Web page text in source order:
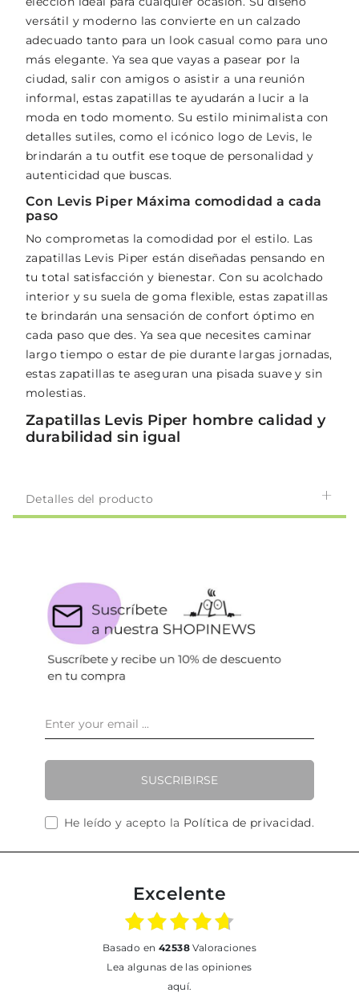
versátil y moderno las convierte en un calzado
adecuado tanto para un look casual como para uno
más elegante. Ya sea que vayas a pasear por la
ciudad, salir con amigos o asistir a una reunión
informal, estas zapatillas te ayudarán a lucir a la
moda en todo momento. Su estilo minimalista con
detalles sutiles, como el icónico logo de Levis, le
brindarán a tu outfit ese toque de personalidad y
autenticidad que buscas.
Con Levis Piper Máxima comodidad a cada
paso
No comprometas la comodidad por el estilo. Las
zapatillas Levis Piper están diseñadas pensando en
tu total satisfacción y bienestar. Con su acolchado
interior y su suela de goma flexible, estas zapatillas
te brindarán una sensación de confort óptimo en
cada paso que des. Ya sea que necesites caminar
largo tiempo o estar de pie durante largas jornadas,
estas zapatillas te aseguran una pisada suave y sin
molestias.
Zapatillas Levis Piper hombre calidad y
durabilidad sin igual
Detalles del producto
SUSCRIBIRSE
He leído y acepto la Política de privacidad.
Excelente
basado en 42538Valoraciones
Lea algunas de las opiniones
aquí.